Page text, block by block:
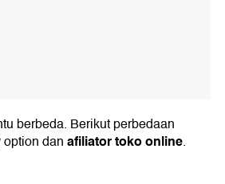
berbeda. Berikut perbedaan
danafiliator toko online.